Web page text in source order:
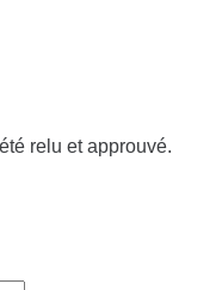
relu et approuvé.